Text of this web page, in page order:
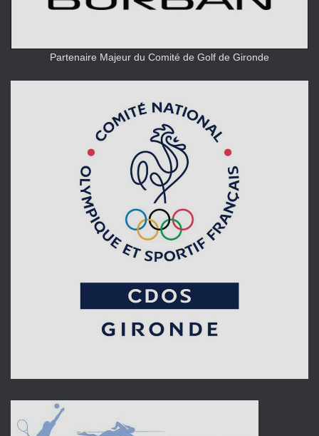
Partenaire Majeur du Comité de Golf de Gironde